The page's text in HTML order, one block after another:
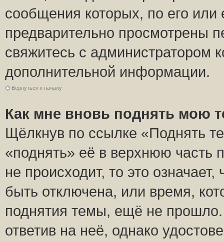
сообщения которых, по его
предварительно просмотрены
свяжитесь с администратором
дополнительной информации.
Вернуться к началу
Как мне вновь поднять мою
Щёлкнув по ссылке «Поднять
«поднять» её в верхнюю часть
не происходит, то это
быть отключена, или время,
поднятия темы, ещё не
ответив на неё, однако